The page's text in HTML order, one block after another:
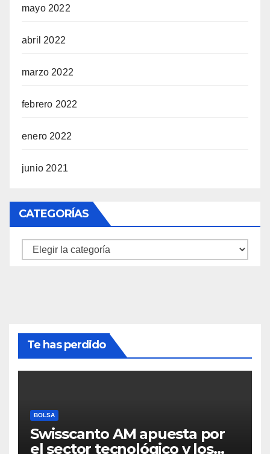
mayo 2022
abril 2022
marzo 2022
febrero 2022
enero 2022
junio 2021
CATEGORÍAS
Categorías
Te has perdido
BOLSA
Swisscanto AM apuesta por
el sector tecnológico y los